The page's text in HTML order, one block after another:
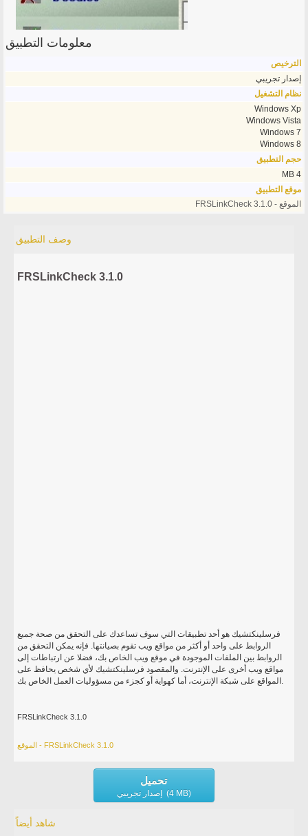
معلومات التطبيق
الترخيص
إصدار تجريبي
نظام التشغيل
Windows Xp
Windows Vista
Windows 7
Windows 8
حجم التطبيق
4 MB
موقع التطبيق
الموقع - FRSLinkCheck 3.1.0
وصف التطبيق
FRSLinkCheck 3.1.0
فرسلينكتشيك هو أحد تطبيقات التي سوف تساعدك على التحقق من صحة جميع
الروابط على واحد أو أكثر من مواقع ويب تقوم بصيانتها. فإنه يمكن التحقق من
الروابط بين الملفات الموجودة في موقع ويب الخاص بك، فضلا عن ارتباطات إلى
مواقع ويب أخرى على الإنترنت. والمقصود فرسلينكتشيك لأي شخص يحافظ على
المواقع على شبكة الإنترنت، أما كهواية أو كجزء من مسؤوليات العمل الخاص بك.
FRSLinkCheck 3.1.0
الموقع - FRSLinkCheck 3.1.0
تحميل
إصدار تجريبي (4 MB)
شاهد أيضاً